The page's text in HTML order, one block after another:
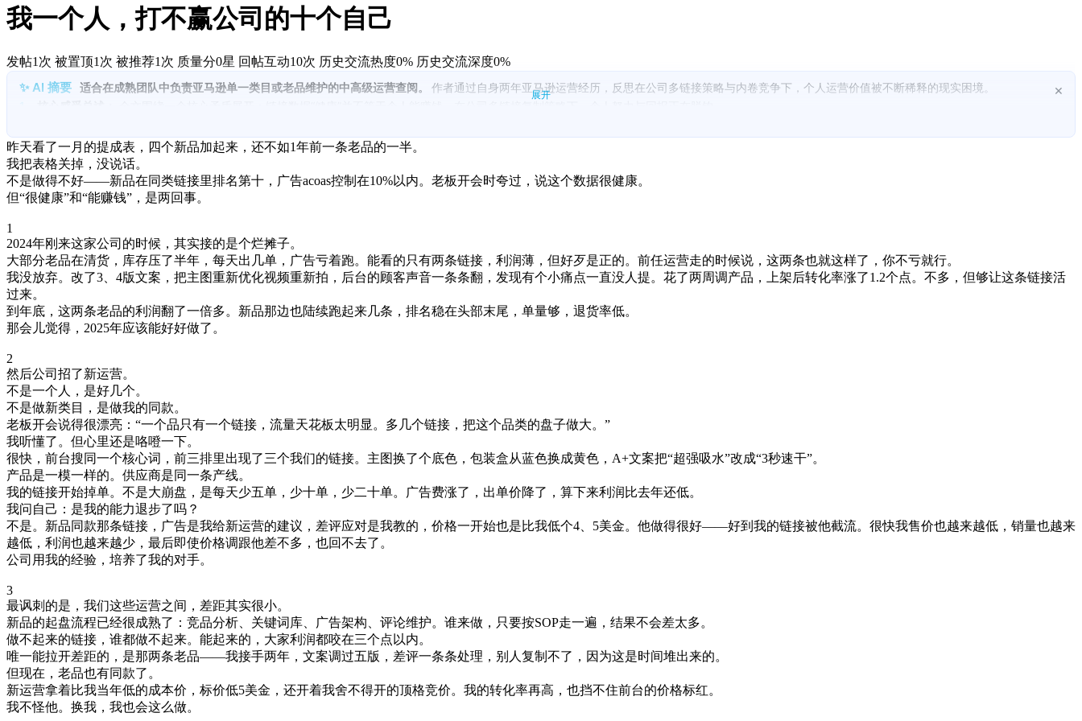
我一个人，打不赢公司的十个自己
发帖1次 被置顶1次 被推荐1次 质量分0星 回帖互动10次 历史交流热度0% 历史交流深度0%
×
适合在成熟团队中负责亚马逊单一类目或老品维护的中高级运营查阅。 作者通过自身两年亚马逊运营经历，反思在公司多链接策略与内卷竞争下，个人运营价值被不断稀释的现实困境。
3.
公司内卷式扩链接： 公司通过同款多链接策略扩大类目盘子，新运营以更低成本价和激进竞价截流，直接侵蚀原链接销量与利润。
4.
SOP化后的能力贬值：
5.
提成机制的结构性问题： 个人提成与公司类目总营收绑定，链接数量越多分母越大，即便个人链接表现优秀，收益仍被系统性稀释。
6.
职业阶段的迷茫： 作者并非抱怨失败，而是清醒地意识到当前阶段的运营成长，更多只能兑换为履历资产，而非即时回报。
展开
昨天看了一月的提成表，四个新品加起来，还不如1年前一条老品的一半。
我把表格关掉，没说话。
不是做得不好——新品在同类链接里排名第十，广告acoas控制在10%以内。老板开会时夸过，说这个数据很健康。
但“很健康”和“能赚钱”，是两回事。
1
2024年刚来这家公司的时候，其实接的是个烂摊子。
大部分老品在清货，库存压了半年，每天出几单，广告亏着跑。能看的只有两条链接，利润薄，但好歹是正的。前任运营走的时候说，这两条也就这样了，你不亏就行。
我没放弃。改了3、4版文案，把主图重新优化视频重新拍，后台的顾客声音一条条翻，发现有个小痛点一直没人提。花了两周调产品，上架后转化率涨了1.2个点。不多，但够让这条链接活
过来。
到年底，这两条老品的利润翻了一倍多。新品那边也陆续跑起来几条，排名稳在头部末尾，单量够，退货率低。
那会儿觉得，2025年应该能好好做了。
2
然后公司招了新运营。
不是一个人，是好几个。
不是做新类目，是做我的同款。
老板开会说得很漂亮：“一个品只有一个链接，流量天花板太明显。多几个链接，把这个品类的盘子做大。”
我听懂了。但心里还是咯噔一下。
很快，前台搜同一个核心词，前三排里出现了三个我们的链接。主图换了个底色，包装盒从蓝色换成黄色，A+文案把“超强吸水”改成“3秒速干”。
产品是一模一样的。供应商是同一条产线。
我的链接开始掉单。不是大崩盘，是每天少五单，少十单，少二十单。广告费涨了，出单价降了，算下来利润比去年还低。
我问自己：是我的能力退步了吗？
不是。新品同款那条链接，广告是我给新运营的建议，差评应对是我教的，价格一开始也是比我低个4、5美金。他做得很好——好到我的链接被他截流。很快我售价也越来越低，销量也越来
越低，利润也越来越少，最后即使价格调跟他差不多，也回不去了。
公司用我的经验，培养了我的对手。
3
最讽刺的是，我们这些运营之间，差距其实很小。
新品的起盘流程已经很成熟了：竞品分析、关键词库、广告架构、评论维护。谁来做，只要按SOP走一遍，结果不会差太多。
做不起来的链接，谁都做不起来。能起来的，大家利润都咬在三个点以内。
唯一能拉开差距的，是那两条老品——我接手两年，文案调过五版，差评一条条处理，别人复制不了，因为这是时间堆出来的。
但现在，老品也有同款了。
新运营拿着比我当年低的成本价，标价低5美金，还开着我舍不得开的顶格竞价。我的转化率再高，也挡不住前台的价格标红。
我不怪他。换我，我也会这么做。